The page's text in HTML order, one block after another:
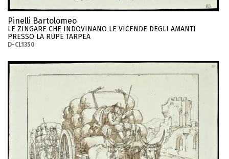
Pinelli Bartolomeo
LE ZINGARE CHE INDOVINANO LE VICENDE DEGLI AMANTI
PRESSO LA RUPE TARPEA
D-CL1350